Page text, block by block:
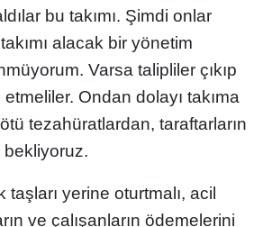
bu takımı. Şimdi onlar
takımı alacak bir yönetim
Varsa talipliler çıkıp
Ondan dolayı takıma
tezahüratlardan, taraftarların
bekliyoruz.
taşları yerine oturtmalı, acil
ve çalışanların ödemelerini